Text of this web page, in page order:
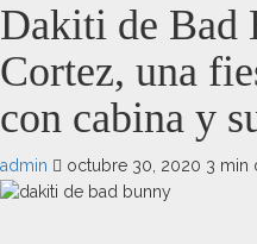
Dakiti de Bad
Cortez, una
con cabina y
admin octubre 30, 2020 3 min